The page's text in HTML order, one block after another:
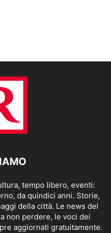
tempo libero, eventi:
da quindici anni. Storie,
della città. Le news del
non perdere, le voci dei
aggiornati gratuitamente.